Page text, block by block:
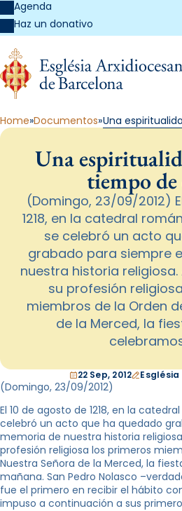
Agenda
Haz un donativo
Home Documentos Una
Una
tiempo
(Domingo, 23/09/2012)
1218, en la catedral
se celebró un acto
grabado para siempre
nuestra historia
su profesión
miembros de la Orden
de la Merced, la
22 Sep, 2012
(Domingo, 23/09/2012)
El 10 de agosto de 1218, en la
celebró un acto que ha quedado
memoria de nuestra historia
profesión religiosa los primeros
Nuestra Señora de la Merced, la
mañana. San Pedro Nolasco
fue el primero en recibir el hábito
impuso a continuación a sus